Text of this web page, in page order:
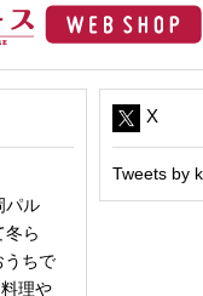
パル
ら
うちで
理や
X
Tweets by